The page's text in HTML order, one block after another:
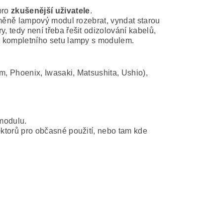
zkušenější uživatele.
lampový modul rozebrat, vyndat starou
tedy není třeba řešit odizolování kabelů,
setu lampy s modulem.
Phoenix, Iwasaki, Matsushita, Ushio),
pro občasné použití, nebo tam kde